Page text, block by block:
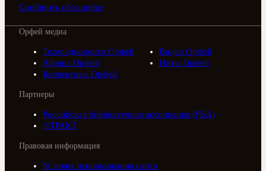
Сообщить об ошибке
Орфей медиа
Телерадиоцентр Орфей
Видео Орфей
Афиша Орфей
Ноты Орфей
Коллективы Орфей
Партнеры
Российская библиотечная ассоциация (РБА)
///ТРАКТ
Правовая информация
Условия использования сайта